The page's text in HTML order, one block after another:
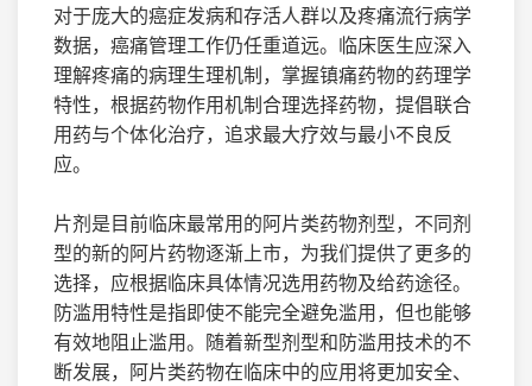
对于庞大的癌症发病和存活人群以及疼痛流行病学
数据，癌痛管理工作仍任重道远。临床医生应深入
理解疼痛的病理生理机制，掌握镇痛药物的药理学
特性，根据药物作用机制合理选择药物，提倡联合
用药与个体化治疗，追求最大疗效与最小不良反
应。
片剂是目前临床最常用的阿片类药物剂型，不同剂
型的新的阿片药物逐渐上市，为我们提供了更多的
选择，应根据临床具体情况选用药物及给药途径。
防滥用特性是指即使不能完全避免滥用，但也能够
有效地阻止滥用。随着新型剂型和防滥用技术的不
断发展，阿片类药物在临床中的应用将更加安全、